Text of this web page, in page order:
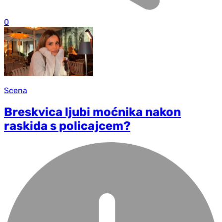
0
Scena
Breskvica ljubi moćnika nakon
raskida s policajcem?